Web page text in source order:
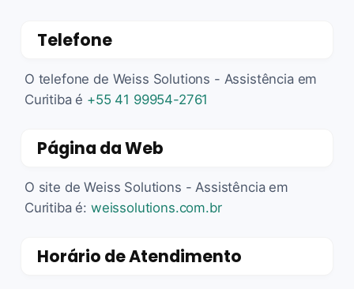
Telefone
O telefone de Weiss Solutions - Assistência em
Curitiba é +55 41 99954-2761
Página da Web
O site de Weiss Solutions - Assistência em
Curitiba é: weissolutions.com.br
Horário de Atendimento